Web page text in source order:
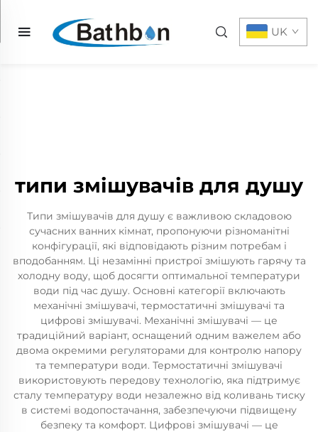
UK
типи змішувачів для душу
Типи змішувачів для душу є важливою складовою
сучасних ванних кімнат, пропонуючи різноманітні
конфігурації, які відповідають різним потребам і
вподобанням. Ці незамінні пристрої змішують гарячу та
холодну воду, щоб досягти оптимальної температури
води під час душу. Основні категорії включають
механічні змішувачі, термостатичні змішувачі та
цифрові змішувачі. Механічні змішувачі — це
традиційний варіант, оснащений одним важелем або
двома окремими регуляторами для контролю напору
та температури води. Термостатичні змішувачі
використовують передову технологію, яка підтримує
сталу температуру води незалежно від коливань тиску
в системі водопостачання, забезпечуючи підвищену
безпеку та комфорт. Цифрові змішувачі — це